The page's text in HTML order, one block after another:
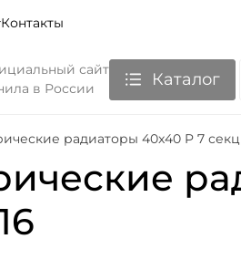
Контакты
сайт
в России
Каталог
радиаторы 40x40 P 7